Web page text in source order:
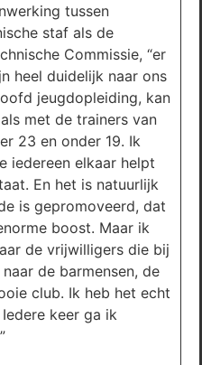
tussen
staf als de
Commissie, “er
heel duidelijk naar ons
jeugdopleiding, kan
met de trainers van
23 en onder 19. Ik
iedereen elkaar helpt
En het is natuurlijk
is gepromoveerd, dat
boost. Maar ik
de vrijwilligers die bij
de barmensen, de
club. Ik heb het echt
keer ga ik